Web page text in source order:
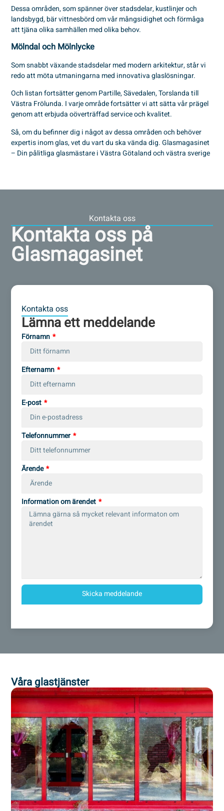
Dessa områden, som spänner över stadsdelar, kustlinjer och
landsbygd, bär vittnesbörd om vår mångsidighet och förmåga
att tjäna olika samhällen med olika behov.
Mölndal och Mölnlycke
Som snabbt växande stadsdelar med modern arkitektur, står vi
redo att möta utmaningarna med innovativa glaslösningar.
Och listan fortsätter genom Partille, Sävedalen, Torslanda till
Västra Frölunda. I varje område fortsätter vi att sätta vår prägel
genom att erbjuda oöverträffad service och kvalitet.
Så, om du befinner dig i något av dessa områden och behöver
expertis inom glas, vet du vart du ska vända dig. Glasmagasinet
– Din pålitliga glasmästare i Västra Götaland och västra sverige
Kontakta oss
Kontakta oss på
Glasmagasinet
Kontakta oss
Lämna ett meddelande
Förnamn
Efternamn
E-post
Telefonnummer
Ärende
Information om ärendet
Skicka meddelande
Våra glastjänster